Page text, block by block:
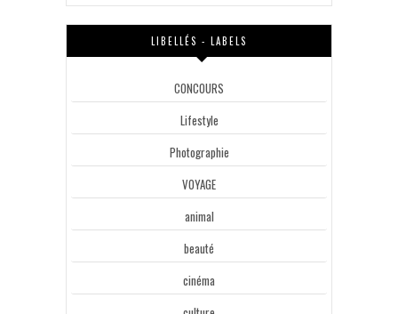
LIBELLÉS - LABELS
CONCOURS
Lifestyle
Photographie
VOYAGE
animal
beauté
cinéma